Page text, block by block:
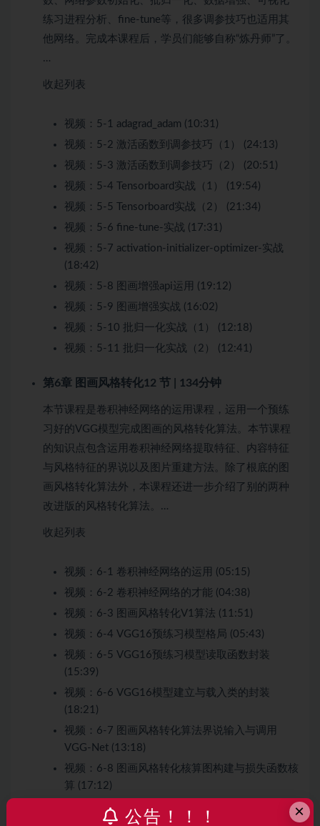
练习进程分析、fine-tune等，很多调参技巧也适用其
他网络。完成本课程后，学员们能够自称“炼丹师”了。
…
收起列表
视频： 5-1 adagrad_adam (10:31)
视频： 5-2 激活函数到调参技巧（1） (24:13)
视频： 5-3 激活函数到调参技巧（2） (20:51)
视频： 5-4 Tensorboard实战（1） (19:54)
视频： 5-5 Tensorboard实战（2） (21:34)
视频： 5-6 fine-tune-实战 (17:31)
视频： 5-7 activation-initializer-optimizer-实战
(18:42)
视频： 5-8 图画增强api运用 (19:12)
视频： 5-9 图画增强实战 (16:02)
视频： 5-10 批归一化实战（1） (12:18)
视频： 5-11 批归一化实战（2） (12:41)
第6章 图画风格转化12 节 | 134分钟
本节课程是卷积神经网络的运用课程，运用一个预练
习好的VGG模型完成图画的风格转化算法。本节课程
的知识点包含运用卷积神经网络提取特征、内容特征
与风格特征的界说以及图片重建方法。除了根底的图
画风格转化算法外，本课程还进一步介绍了别的两种
改进版的风格转化算法。…
收起列表
视频： 6-1 卷积神经网络的运用 (05:15)
视频： 6-2 卷积神经网络的才能 (04:38)
视频： 6-3 图画风格转化V1算法 (11:51)
视频： 6-4 VGG16预练习模型格局 (05:43)
视频： 6-5 VGG16预练习模型读取函数封装
(15:39)
视频： 6-6 VGG16模型建立与载入类的封装
(18:21)
视频： 6-7 图画风格转化算法界说输入与调用
VGG-Net (13:18)
视频： 6-8 图画风格转化核算图构建与损失函数核
算 (17:12)
6-9 图画风格转化练习流程代码完成
×
公告！！！